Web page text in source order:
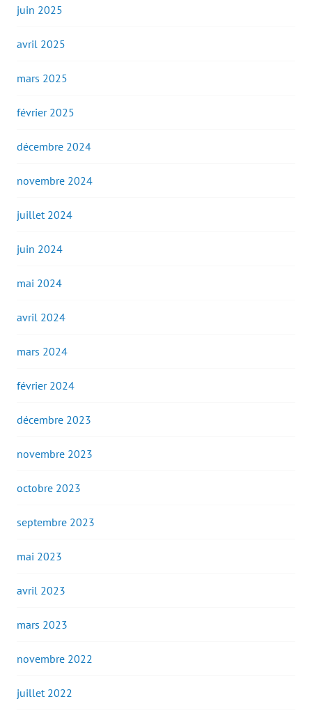
juin 2025
avril 2025
mars 2025
février 2025
décembre 2024
novembre 2024
juillet 2024
juin 2024
mai 2024
avril 2024
mars 2024
février 2024
décembre 2023
novembre 2023
octobre 2023
septembre 2023
mai 2023
avril 2023
mars 2023
novembre 2022
juillet 2022